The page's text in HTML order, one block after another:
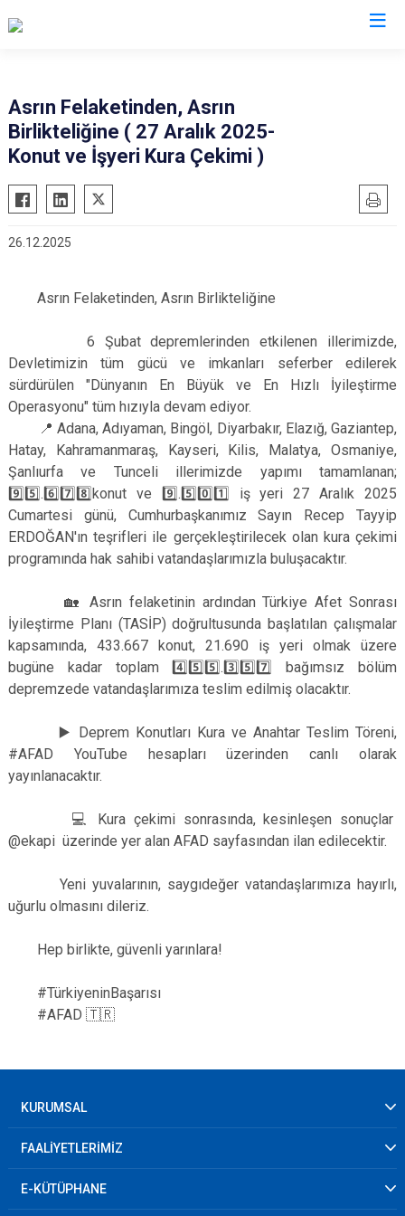
Asrın Felaketinden, Asrın
Birlikteliğine ( 27 Aralık 2025-
Konut ve İşyeri Kura Çekimi )
26.12.2025
Asrın Felaketinden, Asrın Birlikteliğine
6 Şubat depremlerinden etkilenen illerimizde,
Devletimizin tüm gücü ve imkanları seferber edilerek
sürdürülen "Dünyanın En Büyük ve En Hızlı İyileştirme
Operasyonu" tüm hızıyla devam ediyor.
📍 Adana, Adıyaman, Bingöl, Diyarbakır, Elazığ, Gaziantep,
Hatay, Kahramanmaraş, Kayseri, Kilis, Malatya, Osmaniye,
Şanlıurfa ve Tunceli illerimizde yapımı tamamlanan;
9️⃣5️⃣.6️⃣7️⃣8️⃣konut ve 9️⃣.5️⃣0️⃣1️⃣ iş yeri 27 Aralık 2025
Cumartesi günü, Cumhurbaşkanımız Sayın Recep Tayyip
ERDOĞAN'ın teşrifleri ile gerçekleştirilecek olan kura çekimi
programında hak sahibi vatandaşlarımızla buluşacaktır.
🏡 Asrın felaketinin ardından Türkiye Afet Sonrası
İyileştirme Planı (TASİP) doğrultusunda başlatılan çalışmalar
kapsamında, 433.667 konut, 21.690 iş yeri olmak üzere
bugüne kadar toplam 4️⃣5️⃣5️⃣.3️⃣5️⃣7️⃣ bağımsız bölüm
depremzede vatandaşlarımıza teslim edilmiş olacaktır.
▶️ Deprem Konutları Kura ve Anahtar Teslim Töreni,
#AFAD YouTube hesapları üzerinden canlı olarak
yayınlanacaktır.
💻 Kura çekimi sonrasında, kesinleşen sonuçlar
@ekapi üzerinde yer alan AFAD sayfasından ilan edilecektir.
Yeni yuvalarının, saygıdeğer vatandaşlarımıza hayırlı,
uğurlu olmasını dileriz.
Hep birlikte, güvenli yarınlara!
#TürkiyeninBaşarısı
#AFAD 🇹🇷
KURUMSAL
FAALİYETLERİMİZ
E-KÜTÜPHANE